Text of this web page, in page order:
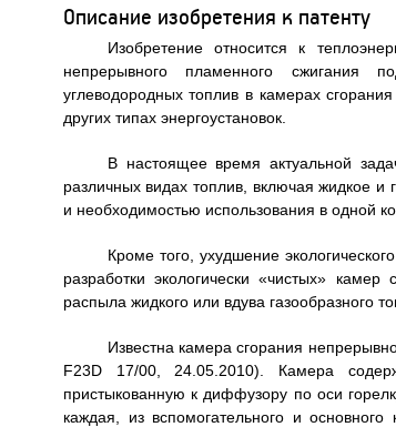
Описание изобретения к патенту
Изобретение относится к
непрерывного пламенного сжигания
углеводородных топлив в камерах
других типах энергоустановок.
В настоящее время актуальной
различных видах топлив, включая жидкое
и необходимостью использования в одной
Кроме того, ухудшение
разработки экологически «чистых»
распыла жидкого или вдува газообразного
Известна камера сгорания
F23D 17/00, 24.05.2010). Камера
пристыкованную к диффузору по оси
каждая, из вспомогательного и